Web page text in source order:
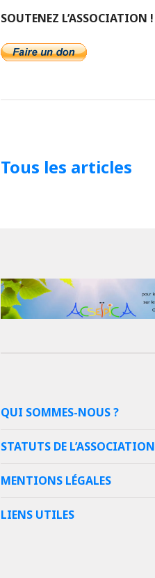
SOUTENEZ L’ASSOCIATION !
Tous les articles
QUI SOMMES-NOUS ?
STATUTS DE L’ASSOCIATION
MENTIONS LÉGALES
LIENS UTILES